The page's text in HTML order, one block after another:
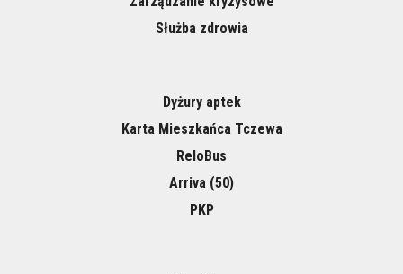
Służba zdrowia
Dyżury aptek
Karta Mieszkańca Tczewa
ReloBus
Arriva (50)
PKP